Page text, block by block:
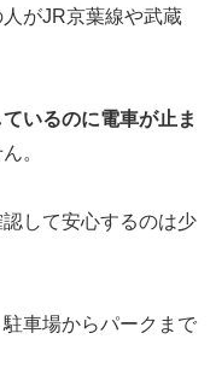
がJR京葉線や武蔵
ているのに電車が止ま
。
して安心するのは少
車場からパークまで